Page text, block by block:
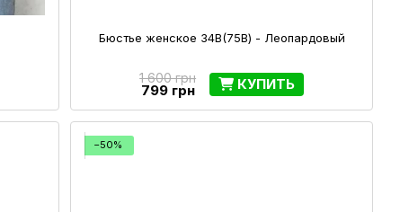
Бюстье женское 34B(75В) - Леопардовый
1 600 грн
799 грн КУПИТЬ
−50%